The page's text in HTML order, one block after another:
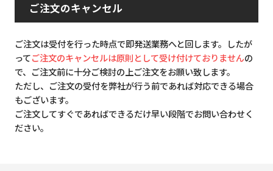
ご注文のキャンセル
ご注文は受付を行った時点で即発送業務へと回します。したが
ってご注文のキャンセルは原則として受け付けておりませんの
で、ご注文前に十分ご検討の上ご注文をお願い致します。
ただし、ご注文の受付を弊社が行う前であれば対応できる場合
もございます。
ご注文してすぐであればできるだけ早い段階でお問い合わせく
ださい。